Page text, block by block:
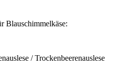
Blauschimmelkäse:
/ Trockenbeerenauslese